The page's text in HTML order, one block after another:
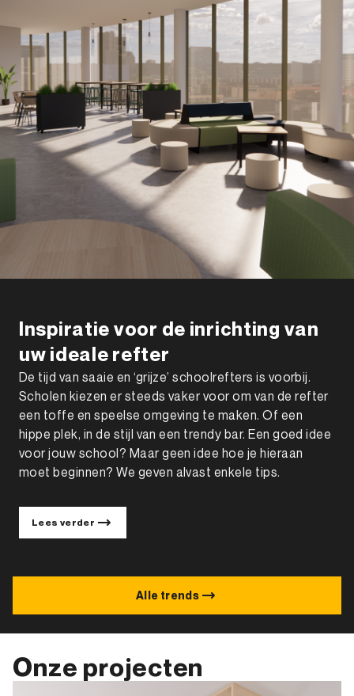
Inspiratie voor de inrichting van
uw ideale refter
De tijd van saaie en ‘grijze’ schoolrefters is voorbij.
Scholen kiezen er steeds vaker voor om van de refter
een toffe en speelse omgeving te maken. Of een
hippe plek, in de stijl van een trendy bar. Een goed idee
voor jouw school? Maar geen idee hoe je hieraan
moet beginnen? We geven alvast enkele tips.
Lees verder
Alle trends
Onze projecten